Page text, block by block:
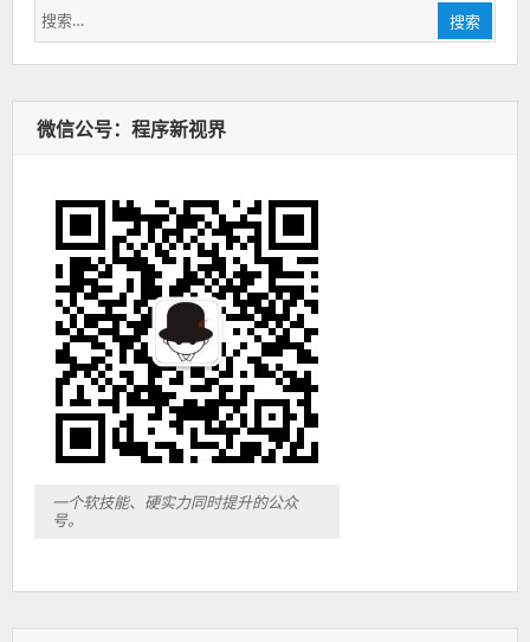
搜
索：
搜索
微信公号：程序新视界
一个软技能、硬实力同时提升的公众
号。